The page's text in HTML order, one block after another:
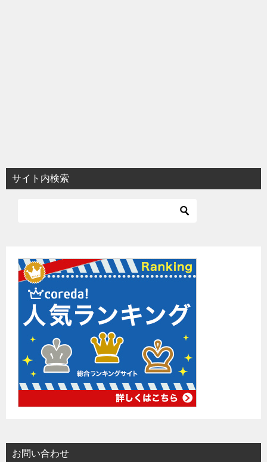
サイト内検索
お問い合わせ